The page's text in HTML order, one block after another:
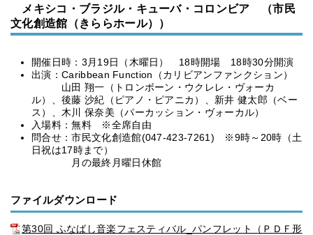
メキシコ・ブラジル・キューバ・コロンビア （市民
文化創造館（きららホール））
開催日時：3月19日（木曜日） 18時開場 18時30分開演
出演：Caribbean Function（カリビアンファンクション）
山田 翔一（トロンボーン・ウクレレ・ヴォーカ
ル）、後藤 沙紀（ピアノ・ピアニカ）、新井 健太郎（ベー
ス）、木川 保奈美（パーカッション・ヴォーカル）
入場料：無料 ※全席自由
問合せ：市民文化創造館(047-423-7261) ※9時～20時（土
日祝は17時まで）
月の最終月曜日休館
ファイルダウンロード
第30回 ふなばし音楽フェスティバル_パンフレット（ＰＤＦ形